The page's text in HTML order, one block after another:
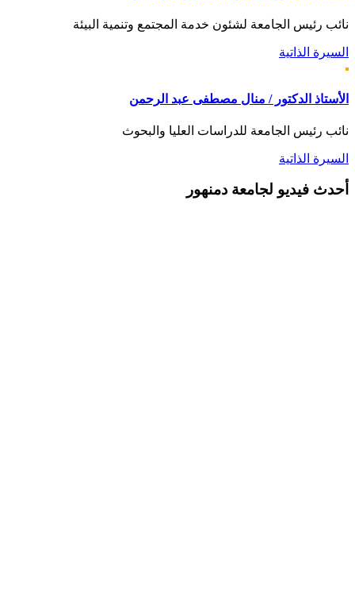
نائب رئيس الجامعة لشئون خدمة المجتمع وتنمية البيئة
السيرة الذاتية
الأستاذ الدكتور / منال مصطفى عبد الرحمن
نائب رئيس الجامعة للدراسات العليا والبحوث
السيرة الذاتية
أحدث فيديو لجامعة دمنهور